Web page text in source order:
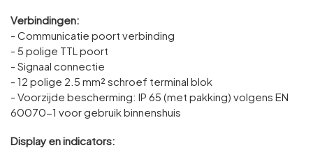
Verbindingen:
- Communicatie poort verbinding
- 5 polige TTL poort
- Signaal connectie
- 12 polige 2.5 mm² schroef terminal blok
- Voorzijde bescherming: IP 65 (met pakking) volgens EN
60070-1 voor gebruik binnenshuis
Display en indicators: